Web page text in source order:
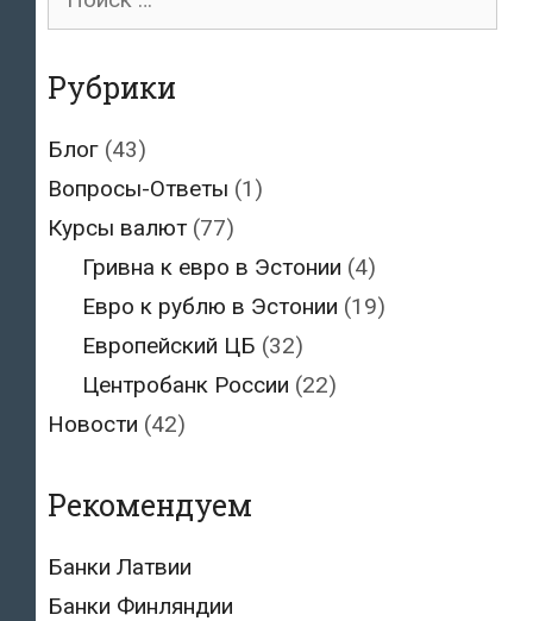
Рубрики
Блог (43)
Вопросы-Ответы (1)
Курсы валют (77)
Гривна к евро в Эстонии (4)
Евро к рублю в Эстонии (19)
Европейский ЦБ (32)
Центробанк России (22)
Новости (42)
Рекомендуем
Банки Латвии
Банки Финляндии